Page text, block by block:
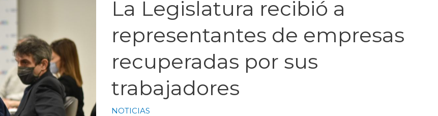
La Legislatura recibió a
representantes de empresas
recuperadas por sus
trabajadores
NOTICIAS